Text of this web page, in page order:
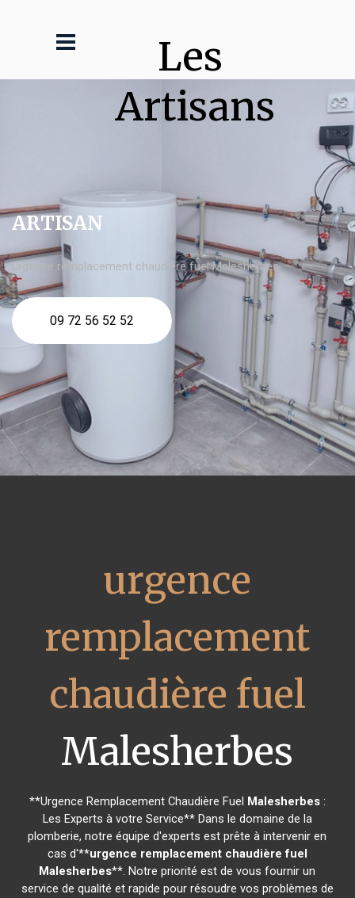
Les
Artisans
ARTISAN
urgence remplacement chaudière fuel Malesherbes
09 72 56 52 52
urgence
remplacement
chaudière fuel
Malesherbes
**Urgence Remplacement Chaudière Fuel Malesherbes:
Les Experts à votre Service** Dans le domaine de la
plomberie, notre équipe d'experts est prête à intervenir en
cas d'**urgence remplacement chaudière fuel
Malesherbes**. Notre priorité est de vous fournir un
service de qualité et rapide pour résoudre vos problèmes de